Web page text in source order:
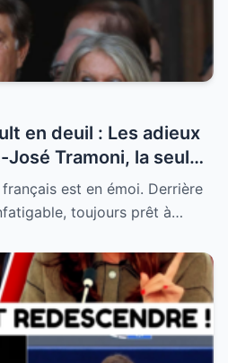
en deuil : Les adieux
Tramoni, la seule
épousée
est en émoi. Derrière
toujours prêt à…